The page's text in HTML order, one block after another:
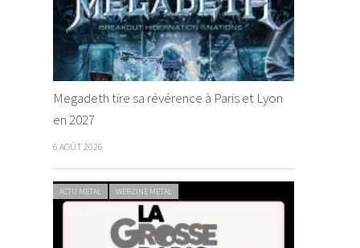
Megadeth tire sa révérence à Paris et Lyon
en 2027
6 AOÛT 2026
ACTU METAL WEBZINE METAL